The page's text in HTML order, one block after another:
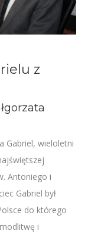
z
Gabriel, wieloletni
Antoniego i
Gabriel był
do którego
i